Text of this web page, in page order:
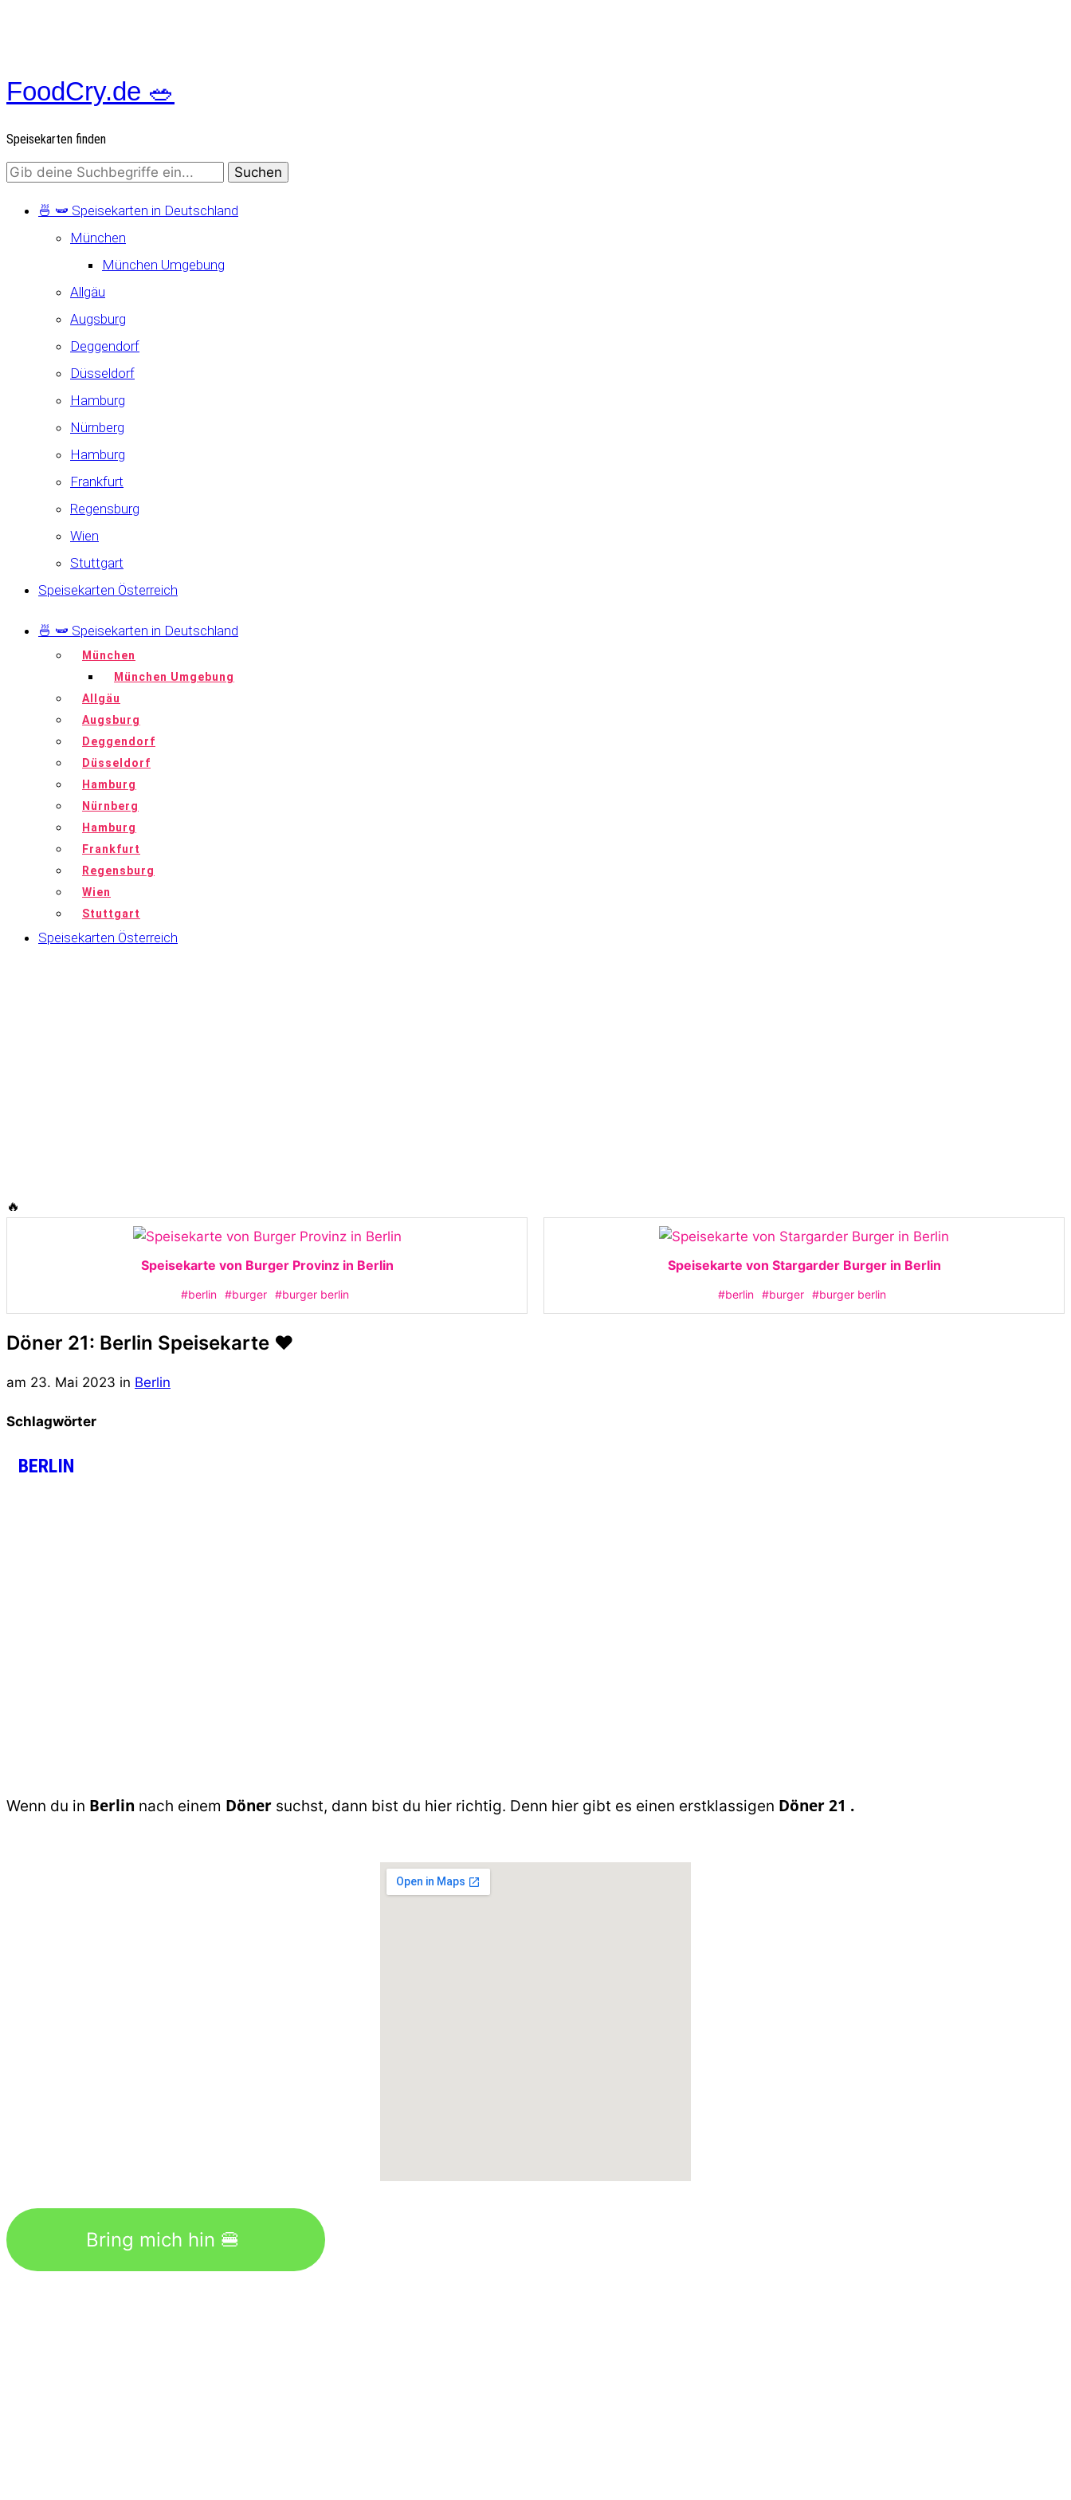
FoodCry.de 🥗
Speisekarten finden
🍜 🫛 Speisekarten in Deutschland
München
München Umgebung
Allgäu
Augsburg
Deggendorf
Düsseldorf
Hamburg
Nürnberg
Hamburg
Frankfurt
Regensburg
Wien
Stuttgart
Speisekarten Österreich
🍜 🫛 Speisekarten in Deutschland
München
München Umgebung
Allgäu
Augsburg
Deggendorf
Düsseldorf
Hamburg
Nürnberg
Hamburg
Frankfurt
Regensburg
Wien
Stuttgart
Speisekarten Österreich
🔥
Speisekarte von Burger Provinz in Berlin
#berlin #burger #burger berlin
Speisekarte von Stargarder Burger in Berlin
#berlin #burger #burger berlin
Döner 21: Berlin Speisekarte ❤️
am 23. Mai 2023 in Berlin
Schlagwörter
BERLIN
Wenn du in Berlin nach einem Döner suchst, dann bist du hier richtig. Denn hier gibt es einen erstklassigen Döner 21 .
Bring mich hin 🍔